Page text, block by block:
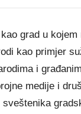
grad u
kao primjer
i
medije i